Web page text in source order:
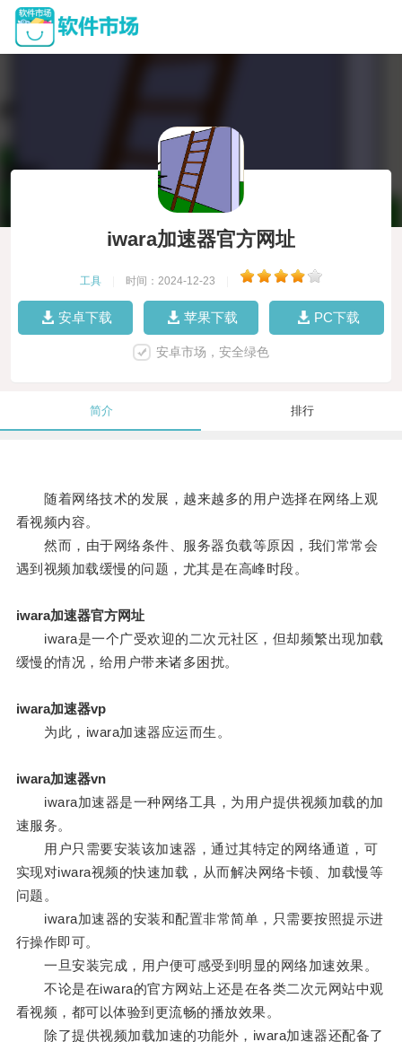
iwara加速器官方网址
工具 时间：2024-12-23
安卓下载 苹果下载 PC下载
安卓市场，安全绿色
简介 排行
随着网络技术的发展，越来越多的用户选择在网络上观
看视频内容。
然而，由于网络条件、服务器负载等原因，我们常常会
遇到视频加载缓慢的问题，尤其是在高峰时段。
iwara加速器官方网址
iwara是一个广受欢迎的二次元社区，但却频繁出现加载
缓慢的情况，给用户带来诸多困扰。
iwara加速器vp
为此，iwara加速器应运而生。
iwara加速器vn
iwara加速器是一种网络工具，为用户提供视频加载的加
速服务。
用户只需要安装该加速器，通过其特定的网络通道，可
实现对iwara视频的快速加载，从而解决网络卡顿、加载慢等
问题。
iwara加速器的安装和配置非常简单，只需要按照提示进
行操作即可。
一旦安装完成，用户便可感受到明显的网络加速效果。
不论是在iwara的官方网站上还是在各类二次元网站中观
看视频，都可以体验到更流畅的播放效果。
除了提供视频加载加速的功能外，iwara加速器还配备了